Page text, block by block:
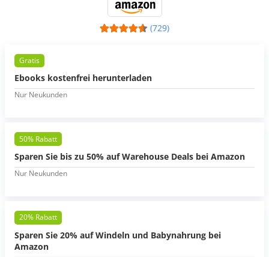
(729)
Gratis
Ebooks kostenfrei herunterladen
Nur Neukunden
50% Rabatt
Sparen Sie bis zu 50% auf Warehouse Deals bei Amazon
Nur Neukunden
20% Rabatt
Sparen Sie 20% auf Windeln und Babynahrung bei
Amazon